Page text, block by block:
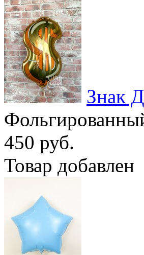
Знак
450 руб.
Товар добавлен